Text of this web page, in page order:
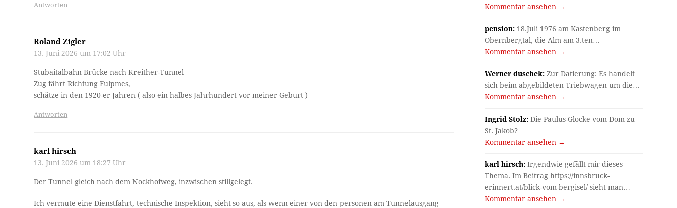
Antworten
Roland Zigler
13. Juni 2026 um 17:02 Uhr
Stubaitalbahn Brücke nach Kreither-Tunnel
Zug fährt Richtung Fulpmes,
schätze in den 1920-er Jahren ( also ein halbes Jahrhundert vor meiner Geburt )
Antworten
karl hirsch
13. Juni 2026 um 18:27 Uhr
Der Tunnel gleich nach dem Nockhofweg, inzwischen stillgelegt.
Ich vermute eine Dienstfahrt, technische Inspektion, sieht so aus, als wenn einer von den personen am Tunnelausgang
Kommentar ansehen →
pension: 18.Juli 1976 am Kastenberg im
Obernbergtal, die Alm am 3.ten…
Kommentar ansehen →
Werner duschek: Zur Datierung: Es handelt
sich beim abgebildeten Triebwagen um die…
Kommentar ansehen →
Ingrid Stolz: Die Paulus-Glocke vom Dom zu
St. Jakob?
Kommentar ansehen →
karl hirsch: Irgendwie gefällt mir dieses
Thema. Im Beitrag https://innsbruck-
erinnert.at/blick-vom-bergisel/ sieht man…
Kommentar ansehen →